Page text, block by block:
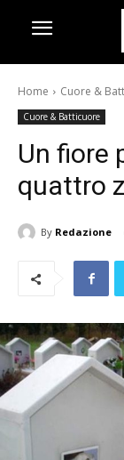
Home Cuore &
Cuore & Batticuore
Un fiore
quattro
By Redazione